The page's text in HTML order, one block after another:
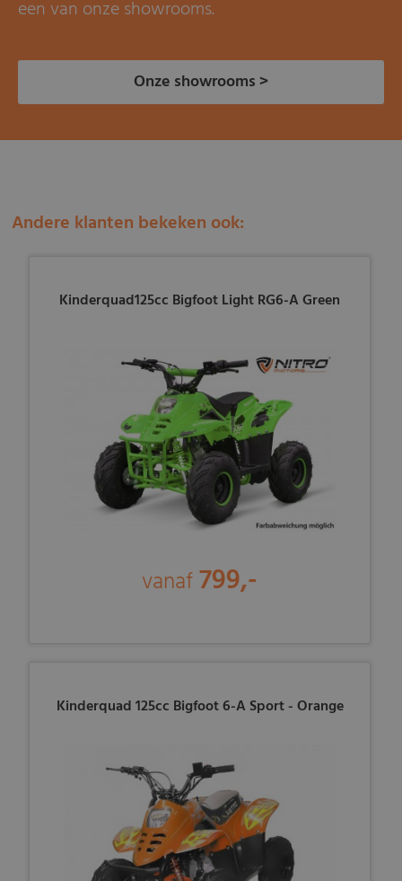
een van onze showrooms.
Onze showrooms >
Andere klanten bekeken ook:
Kinderquad125cc Bigfoot Light RG6-A Green
vanaf799,-
Kinderquad 125cc Bigfoot 6-A Sport - Orange